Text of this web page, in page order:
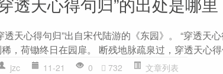
透天心得句归”出自宋代陆游的《东园》。 “穿透天
，荷锄终日在园扉。 断残地脉疏泉过，穿透天心
jzc 11-21 0 732 文章列表